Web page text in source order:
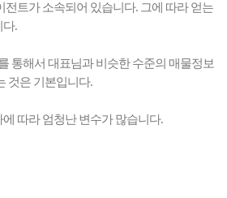
전트가 소속되어 있습니다. 그에 따라 얻는
다.
통해서 대표님과 비슷한 수준의 매물정보
것은 기본입니다.
따라 엄청난 변수가 많습니다.